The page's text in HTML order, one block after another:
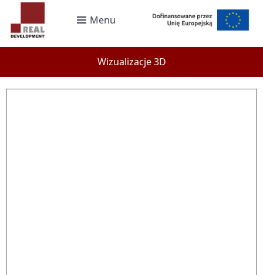
Menu
Wizualizacje 3D